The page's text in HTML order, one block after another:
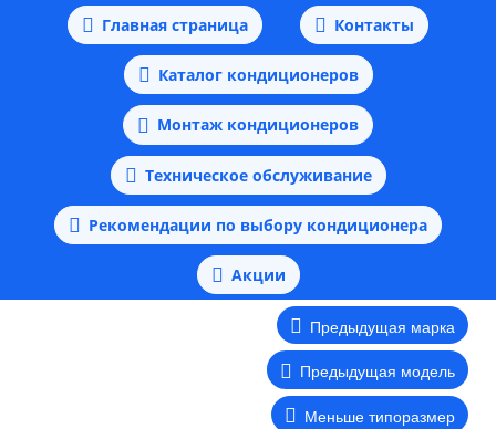
Главная страница Контакты
Каталог кондиционеров
Монтаж кондиционеров
Техническое обслуживание
Рекомендации по выбору кондиционера
Акции
Предыдущая марка
Предыдущая модель
Меньше типоразмер